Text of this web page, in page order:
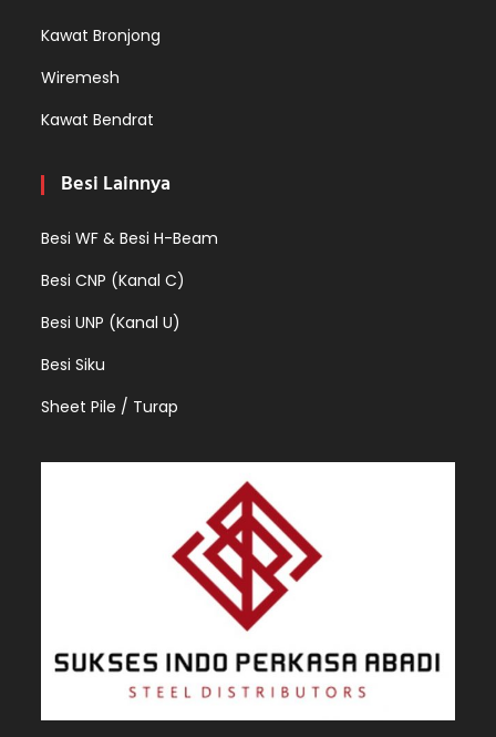
Kawat Bronjong
Wiremesh
Kawat Bendrat
Besi Lainnya
Besi WF & Besi H-Beam
Besi CNP (Kanal C)
Besi UNP (Kanal U)
Besi Siku
Sheet Pile / Turap